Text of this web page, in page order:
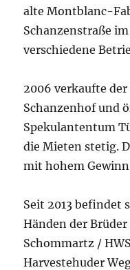
alte Montblanc-
Schanzenstraße
verschiedene
2006 verkaufte der
Schanzenhof und
Spekulantentum
die Mieten stetig.
mit hohem
Seit 2013 befindet
Händen der
Schommartz /
Harvestehuder